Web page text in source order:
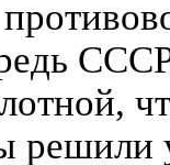
решили